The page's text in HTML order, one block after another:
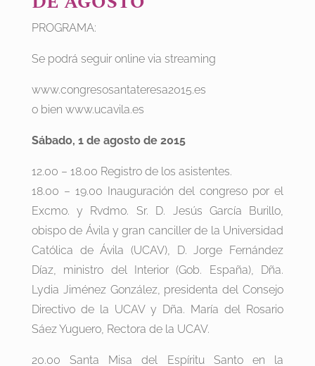
PROGRAMA:
Se podrá seguir online via streaming
www.congresosantateresa2015.es
o bien www.ucavila.es
Sábado, 1 de agosto de 2015
12.00 – 18.00 Registro de los asistentes.
18.00 – 19.00 Inauguración del congreso por el
Excmo. y Rvdmo. Sr. D. Jesús García Burillo,
obispo de Ávila y gran canciller de la Universidad
Católica de Ávila (UCAV), D. Jorge Fernández
Díaz, ministro del Interior (Gob. España), Dña.
Lydia Jiménez González, presidenta del Consejo
Directivo de la UCAV y Dña. María del Rosario
Sáez Yuguero, Rectora de la UCAV.
20.00 Santa Misa del Espíritu Santo en la